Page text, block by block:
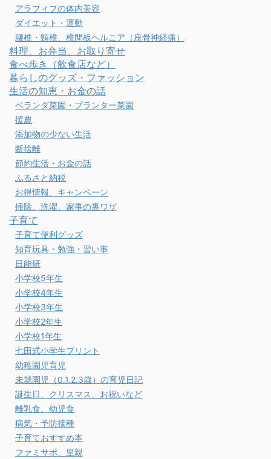
アラフィフの体内美容
ダイエット・運動
腰椎・頸椎、椎間板ヘルニア（座骨神経痛）
料理、お弁当、お取り寄せ
食べ歩き（飲食店など）
暮らしのグッズ・ファッション
生活の知恵・お金の話
ベランダ菜園・プランター菜園
援農
添加物の少ない生活
断捨離
節約生活・お金の話
ふるさと納税
お得情報、キャンペーン
掃除、洗濯、家事の裏ワザ
子育て
子育て便利グッズ
知育玩具・勉強・習い事
日能研
小学校5年生
小学校4年生
小学校3年生
小学校2年生
小学校1年生
七田式小学生プリント
幼稚園児育児
未就園児（0.1.2.3歳）の育児日記
誕生日、クリスマス、お祝いなど
離乳食、幼児食
病気・予防接種
子育ておすすめ本
ファミサポ、里親